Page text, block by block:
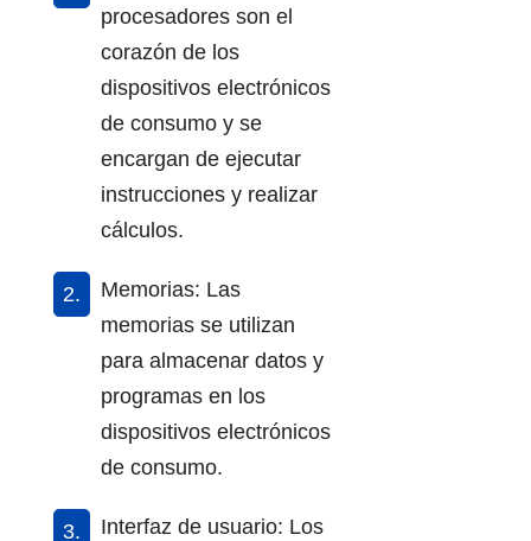
procesadores son el
corazón de los
dispositivos electrónicos
de consumo y se
encargan de ejecutar
instrucciones y realizar
cálculos.
Memorias: Las
memorias se utilizan
para almacenar datos y
programas en los
dispositivos electrónicos
de consumo.
Interfaz de usuario: Los